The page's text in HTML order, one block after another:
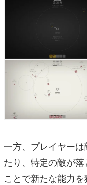
一方、プレイヤー
たり、特定の敵が
ことで新たな能力を